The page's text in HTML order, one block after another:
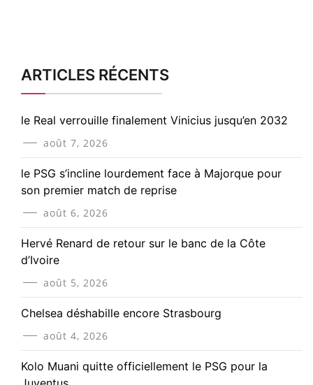
ARTICLES RÉCENTS
le Real verrouille finalement Vinicius jusqu’en 2032
août 7, 2026
le PSG s’incline lourdement face à Majorque pour
son premier match de reprise
août 6, 2026
Hervé Renard de retour sur le banc de la Côte
d’Ivoire
août 5, 2026
Chelsea déshabille encore Strasbourg
août 4, 2026
Kolo Muani quitte officiellement le PSG pour la